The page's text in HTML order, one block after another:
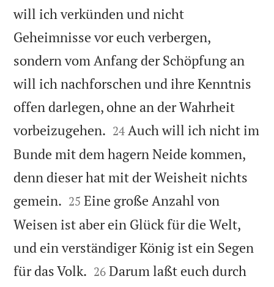
will ich verkünden und nicht
Geheimnisse vor euch verbergen,
sondern vom Anfang der Schöpfung an
will ich nachforschen und ihre Kenntnis
offen darlegen, ohne an der Wahrheit
vorbeizugehen. 

24 Auch will ich nicht im
Bunde mit dem hagern Neide kommen,
denn dieser hat mit der Weisheit nichts
gemein. 

25 Eine große Anzahl von
Weisen ist aber ein Glück für die Welt,
und ein verständiger König ist ein Segen
für das Volk. 

26 Darum laßt euch durch